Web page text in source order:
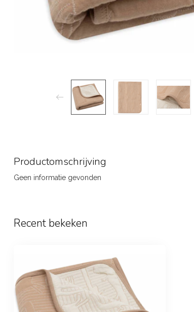
Productomschrijving
Geen informatie gevonden
Recent bekeken